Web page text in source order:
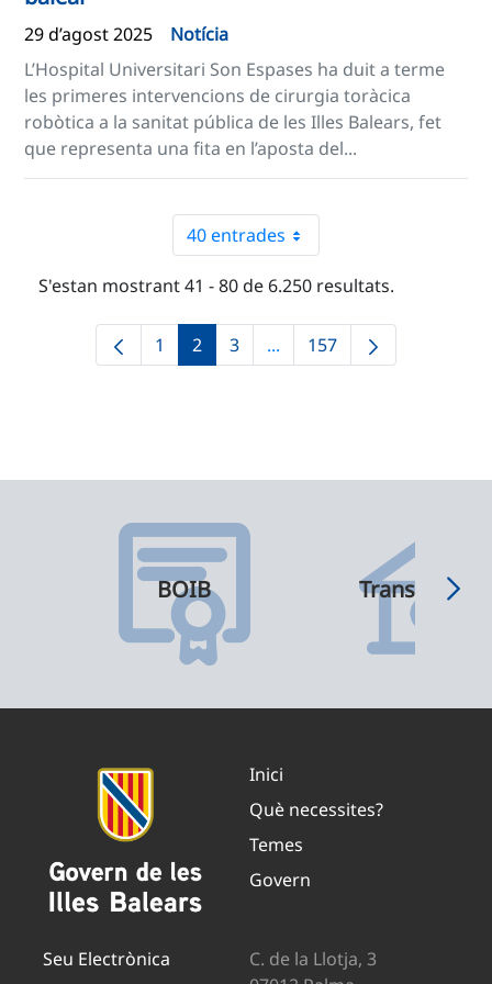
29 d’agost 2025
Notícia
L’Hospital Universitari Son Espases ha duit a terme
les primeres intervencions de cirurgia toràcica
robòtica a la sanitat pública de les Illes Balears, fet
que representa una fita en l’aposta del...
40 entrades
S'estan mostrant 41 - 80 de 6.250 resultats.
Pàgina
1 Pàgina
2 Pàgina
3 ...Pàgines intermèdies
Pàgina
157
BOIB
Inici
Què necessites?
Temes
Govern
Seu Electrònica
C. de la Llotja, 3